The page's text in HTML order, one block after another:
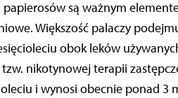
są ważnym
Większość palaczy
obok leków
nikotynowej terapii
i wynosi obecnie ponad 3